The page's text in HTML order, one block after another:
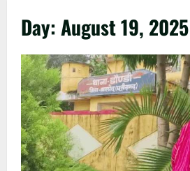
Day:August 19, 2025